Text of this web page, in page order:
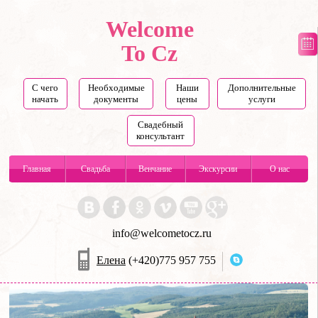
Welcome
To Cz
С чего
начать
Необходимые
документы
Наши
цены
Дополнительные
услуги
Свадебный
консультант
Главная Свадьба Венчание Экскурсии О нас
info@welcometocz.ru
Елена (+420)775 957 755